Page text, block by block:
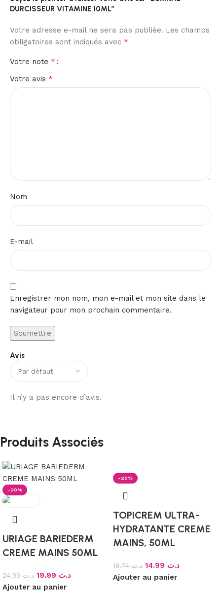
Avis
Il n’y a pas encore d’avis.
DURCISSEUR VITAMINE 10ML”
Votre adresse e-mail ne sera pas publiée. Les champs
obligatoires sont indiqués avec *
Votre note *
Votre avis *
Nom
E-mail
Enregistrer mon nom, mon e-mail et mon site dans le
navigateur pour mon prochain commentaire.
Produits Associés
-20%
URIAGE BARIEDERM
CREME MAINS 50ML
د.ت24.99 د.ت
Ajouter au panier
-20%
TOPICREM ULTRA-
HYDRATANTE CREME
MAINS, 50ML
د.ت18.74 د.ت
Ajouter au panier